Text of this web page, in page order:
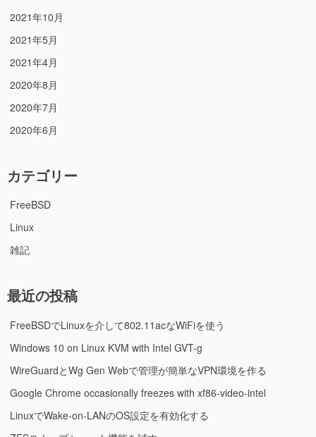
2021年10月
2021年5月
2021年4月
2020年8月
2020年7月
2020年6月
カテゴリー
FreeBSD
Linux
雑記
最近の投稿
FreeBSDでLinuxを介して802.11acなWiFiを使う
Windows 10 on Linux KVM with Intel GVT-g
WireGuardとWg Gen Webで管理が簡単なVPN環境を作る
Google Chrome occasionally freezes with xf86-video-intel
LinuxでWake-on-LANのOS設定を有効化する